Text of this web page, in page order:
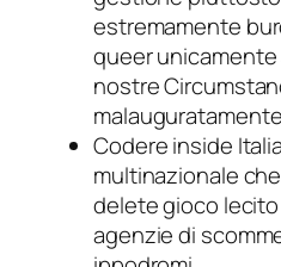
estremamente
queer
nostre
Codere inside
multinazionale
delete gioco
agenzie di